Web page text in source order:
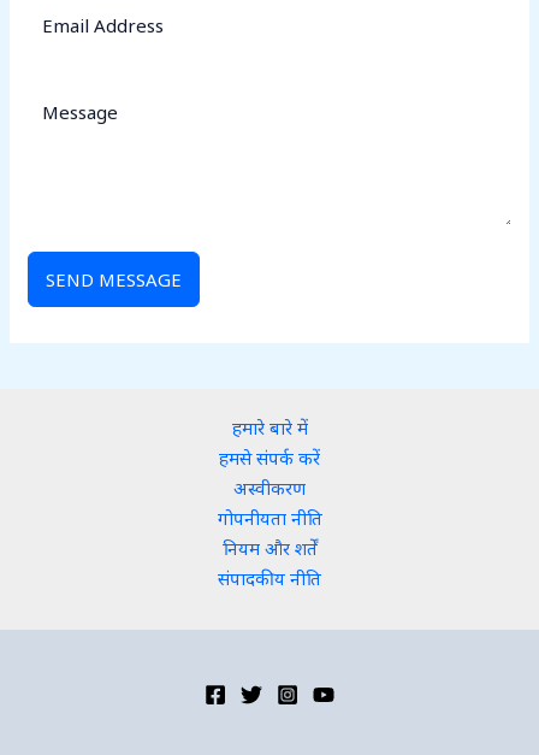
SEND MESSAGE
हमारे बारे में
हमसे संपर्क करें
अस्वीकरण
गोपनीयता नीति
नियम और शर्तें
संपादकीय नीति